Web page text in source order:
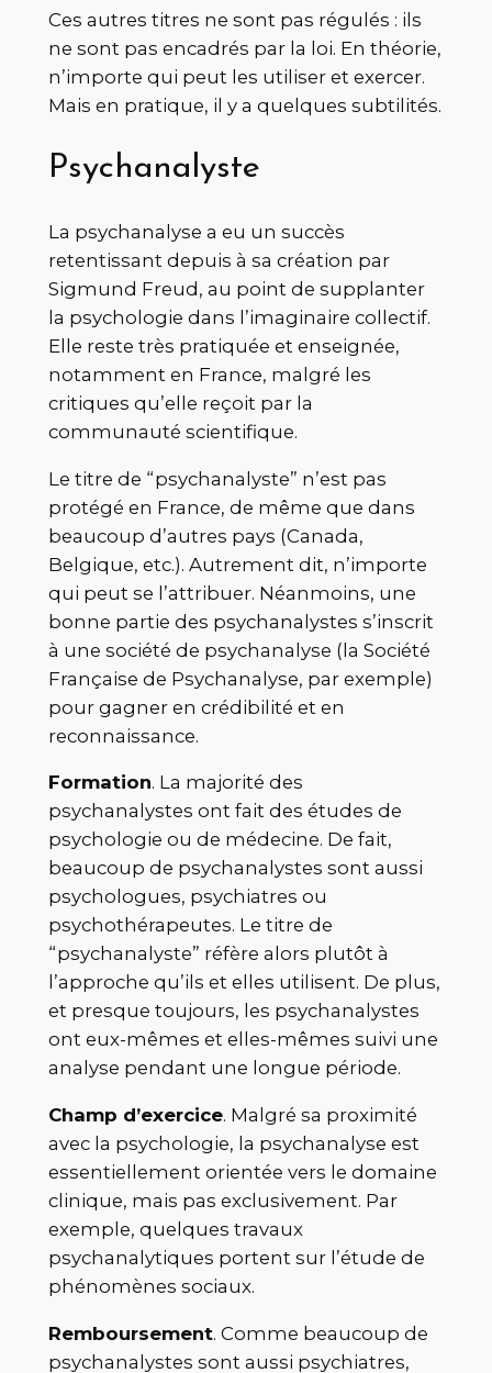
Ces autres titres ne sont pas régulés : ils
ne sont pas encadrés par la loi. En théorie,
n’importe qui peut les utiliser et exercer.
Mais en pratique, il y a quelques subtilités.
Psychanalyste
La psychanalyse a eu un succès
retentissant depuis à sa création par
Sigmund Freud, au point de supplanter
la psychologie dans l’imaginaire collectif.
Elle reste très pratiquée et enseignée,
notamment en France, malgré les
critiques qu’elle reçoit par la
communauté scientifique.
Le titre de “psychanalyste” n’est pas
protégé en France, de même que dans
beaucoup d’autres pays (Canada,
Belgique, etc.). Autrement dit, n’importe
qui peut se l’attribuer. Néanmoins, une
bonne partie des psychanalystes s’inscrit
à une société de psychanalyse (la Société
Française de Psychanalyse, par exemple)
pour gagner en crédibilité et en
reconnaissance.
Formation. La majorité des
psychanalystes ont fait des études de
psychologie ou de médecine. De fait,
beaucoup de psychanalystes sont aussi
psychologues, psychiatres ou
psychothérapeutes. Le titre de
“psychanalyste” réfère alors plutôt à
l’approche qu’ils et elles utilisent. De plus,
et presque toujours, les psychanalystes
ont eux-mêmes et elles-mêmes suivi une
analyse pendant une longue période.
Champ d’exercice. Malgré sa proximité
avec la psychologie, la psychanalyse est
essentiellement orientée vers le domaine
clinique, mais pas exclusivement. Par
exemple, quelques travaux
psychanalytiques portent sur l’étude de
phénomènes sociaux.
Remboursement. Comme beaucoup de
psychanalystes sont aussi psychiatres,